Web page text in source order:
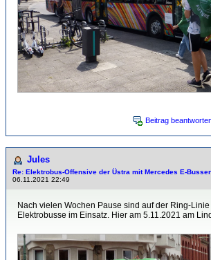
Beitrag
Jules
Re: Elektrobus-Offensive der Üstra mit Mercedes E-
06.11.2021 22:49
Nach vielen Wochen Pause sind auf der Ring-
Elektrobusse im Einsatz. Hier am 5.11.2021 am